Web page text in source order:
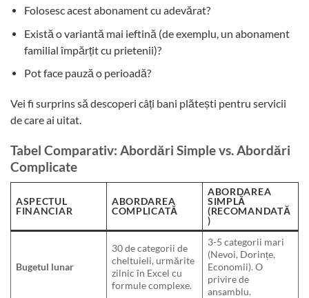
Folosesc acest abonament cu adevărat?
Există o variantă mai ieftină (de exemplu, un abonament
familial împărțit cu prietenii)?
Pot face pauză o perioadă?
Vei fi surprins să descoperi câți bani plătești pentru servicii
de care ai uitat.
Tabel Comparativ: Abordări Simple vs. Abordări
Complicate
ASPECTUL
FINANCIAR
ABORDAREA
COMPLICATĂ
ABORDAREA
SIMPLĂ
(RECOMANDATĂ
)
Bugetul lunar
30 de categorii de
cheltuieli, urmărite
zilnic în Excel cu
formule complexe.
3-5 categorii mari
(Nevoi, Dorințe,
Economii). O
privire de
ansamblu.